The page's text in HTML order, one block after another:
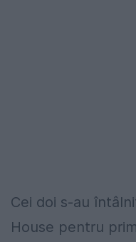
Cei doi s-au
House pentru